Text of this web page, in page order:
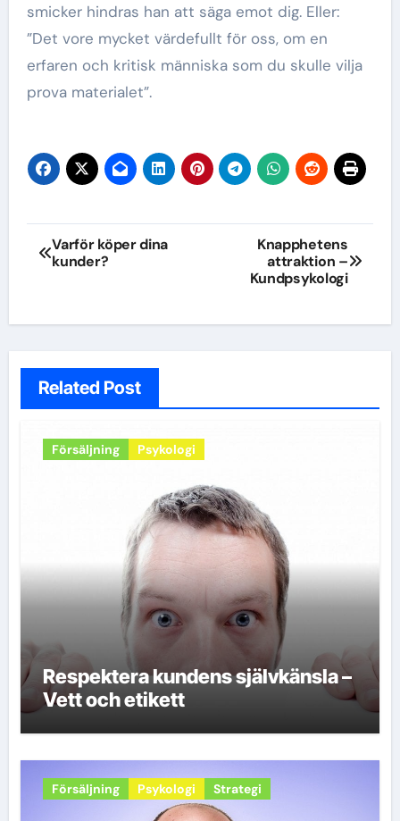
smicker hindras han att säga emot dig. Eller:
”Det vore mycket värdefullt för oss, om en
erfaren och kritisk människa som du skulle vilja
prova materialet”.
Inläggsnavigering
Varför köper dina
kunder?
Knapphetens
attraktion –
Kundpsykologi
Related Post
Försäljning Psykologi
Respektera kundens självkänsla –
Vett och etikett
Försäljning Psykologi Strategi